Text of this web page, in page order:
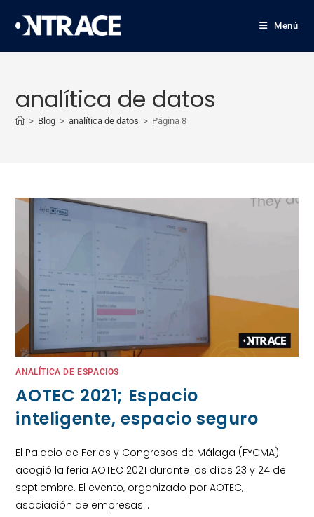
Menú
analítica de datos
> Blog > analítica de datos > Página 8
ANALÍTICA DE ESPACIOS
AOTEC 2021; Espacio
inteligente, espacio seguro
El Palacio de Ferias y Congresos de Málaga (FYCMA)
acogió la feria AOTEC 2021 durante los días 23 y 24 de
septiembre. El evento, organizado por AOTEC,
asociación de empresas…